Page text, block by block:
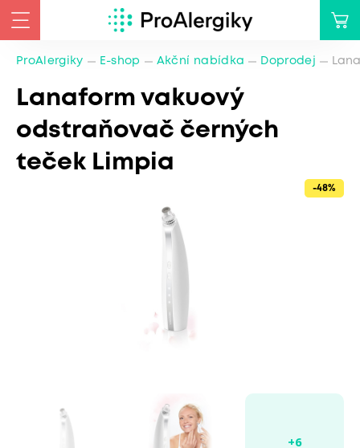
ProAlergiky E-shop Akční nabídka Doprodej
Lanaform vakuový
odstraňovač černých
teček Limpia
-48%